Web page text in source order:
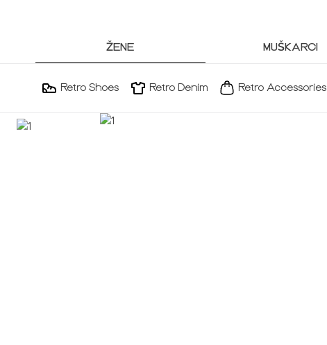
ŽENE MUŠKARCI
Retro Shoes Retro Denim Retro Accessories